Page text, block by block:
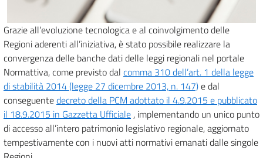
Grazie all’evoluzione tecnologica e al coinvolgimento delle
Regioni aderenti all’iniziativa, è stato possibile realizzare la
convergenza delle banche dati delle leggi regionali nel portale
Normattiva, come previsto dal comma 310 dell’art. 1 della legge
di stabilità 2014 (legge 27 dicembre 2013, n. 147)e dal
conseguentedecreto della PCM adottato il 4.9.2015 e pubblicato
il 18.9.2015 in Gazzetta Ufficiale , implementando un unico punto
di accesso all’intero patrimonio legislativo regionale, aggiornato
tempestivamente con i nuovi atti normativi emanati dalle singole